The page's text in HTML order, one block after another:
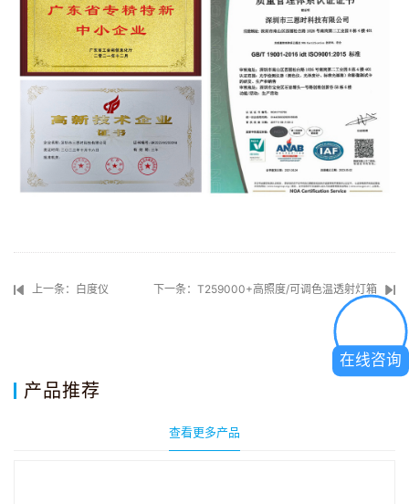
上一条：白度仪 下一条：T259000+高照度/可调色温透射灯箱
产品推荐
查看更多产品
在线咨询